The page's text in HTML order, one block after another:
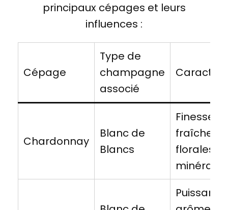
principaux cépages et leurs
influences :
Cépage
Type de
champagne
associé
Chardonnay
Blanc de
Blancs
Finesse,
florales et
minérales